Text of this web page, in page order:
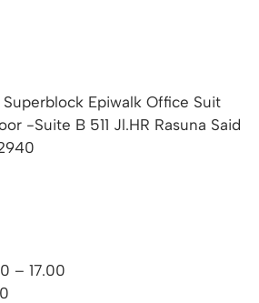
Epiwalk Office Suit
-Suite B 511 Jl.HR Rasuna Said
– 17.00